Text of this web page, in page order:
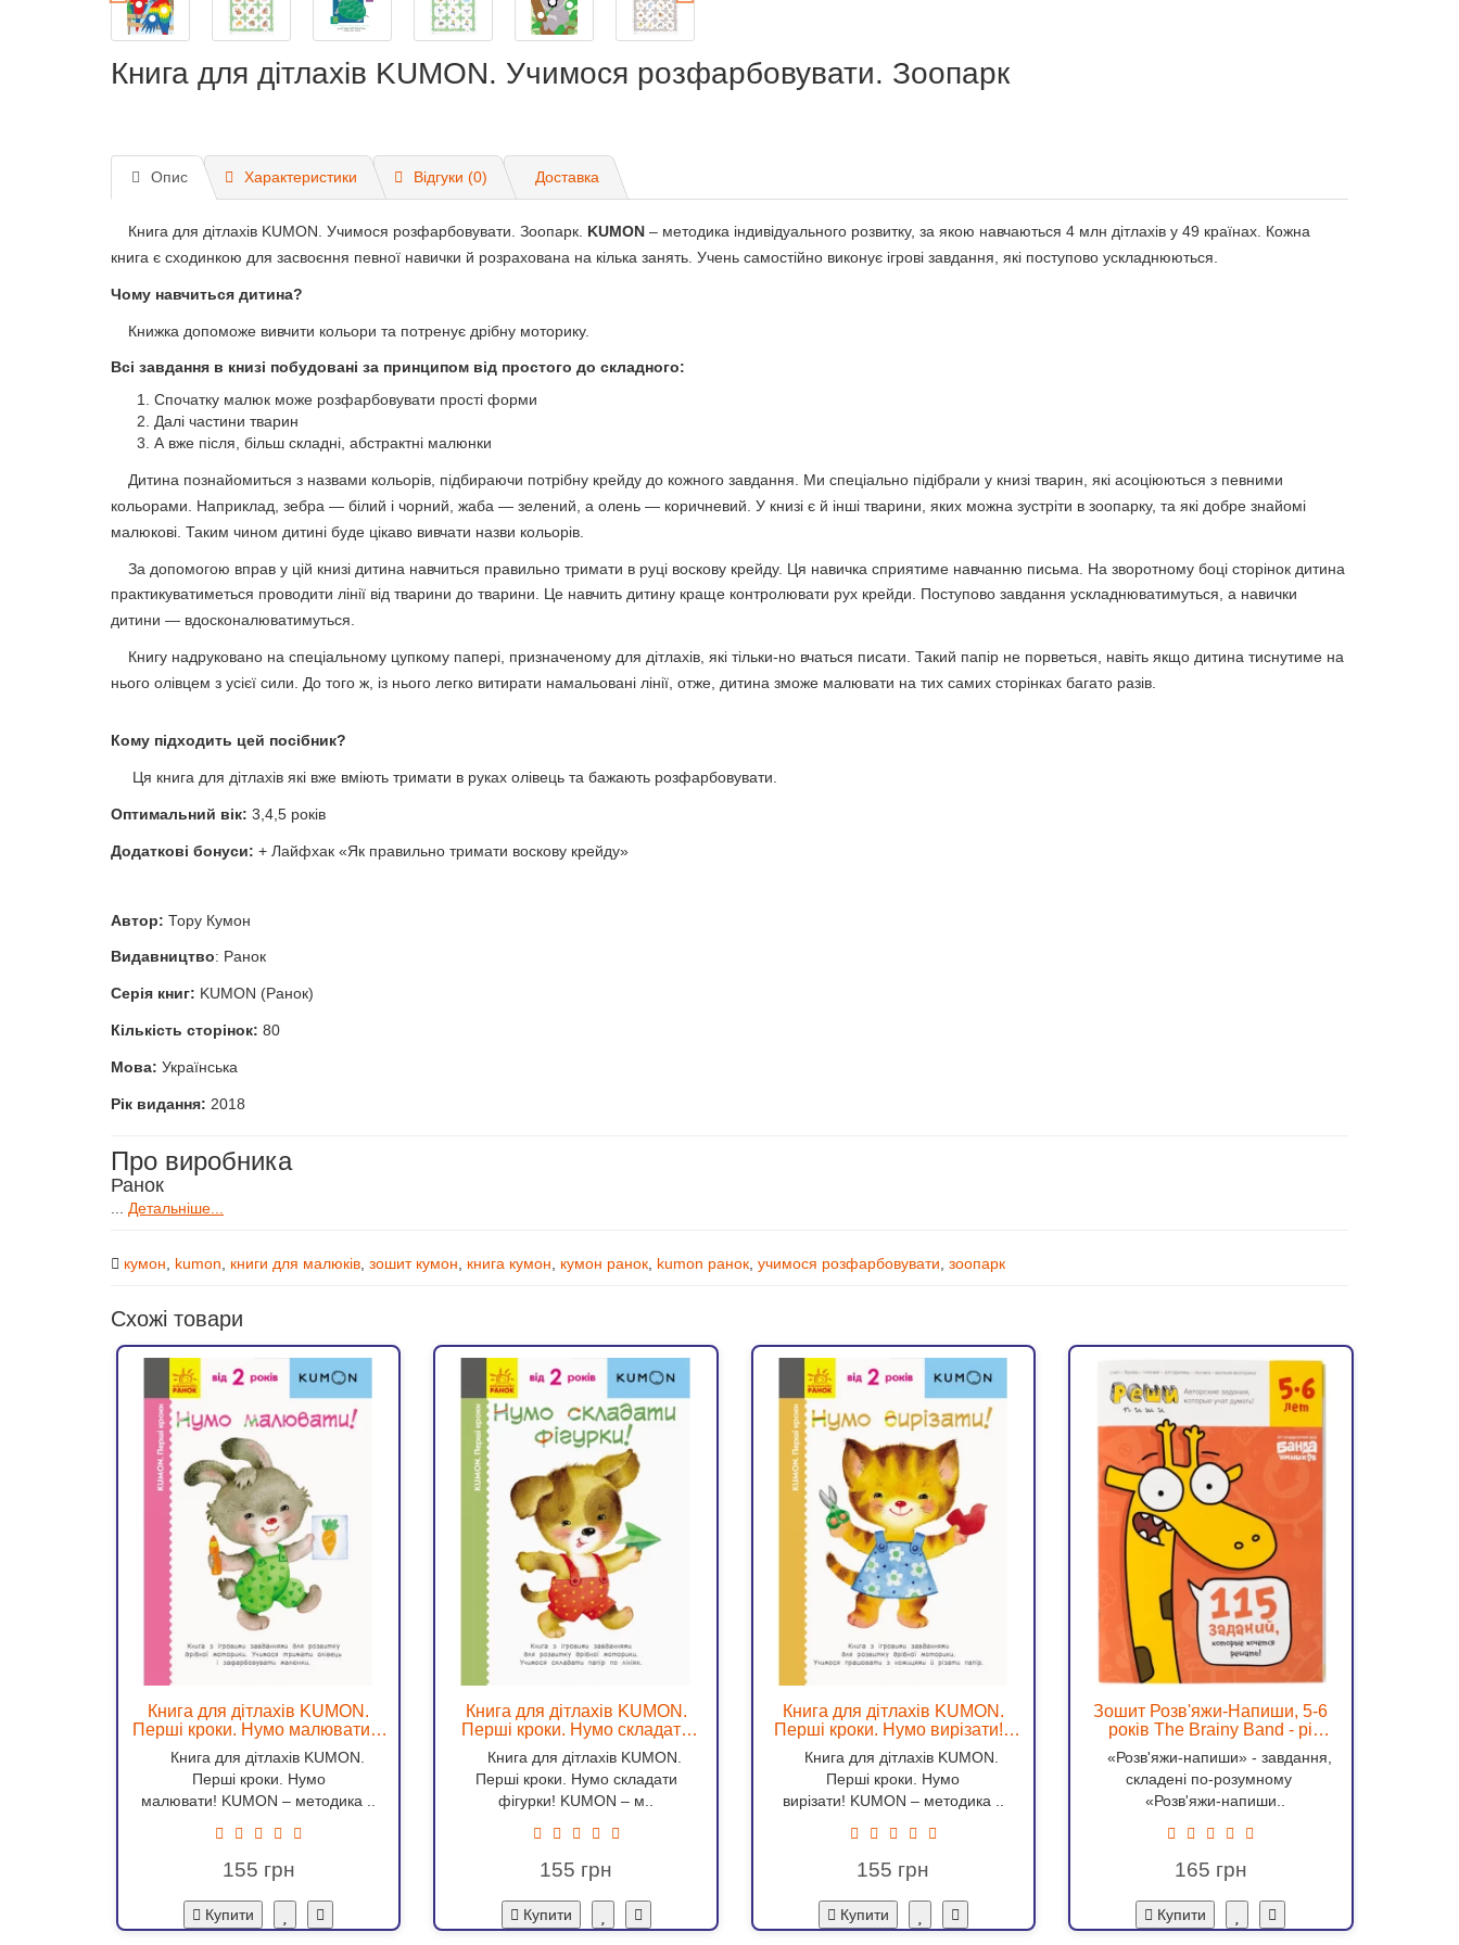
Книга для дітлахів KUMON. Учимося розфарбовувати. Зоопарк
Опис Характеристики Відгуки (0) Доставка
Книга для дітлахів KUMON. Учимося розфарбовувати. Зоопарк. KUMON – методика індивідуального розвитку, за якою навчаються 4 млн дітлахів у 49 країнах. Кожна
книга є сходинкою для засвоєння певної навички й розрахована на кілька занять. Учень самостійно виконує ігрові завдання, які поступово ускладнюються.
Чому навчиться дитина?
Книжка допоможе вивчити кольори та потренує дрібну моторику.
Всі завдання в книзі побудовані за принципом від простого до складного:
Спочатку малюк може розфарбовувати прості форми
Далі частини тварин
А вже після, більш складні, абстрактні малюнки
Дитина познайомиться з назвами кольорів, підбираючи потрібну крейду до кожного завдання. Ми спеціально підібрали у книзі тварин, які асоціюються з певними
кольорами. Наприклад, зебра — білий і чорний, жаба — зелений, а олень — коричневий. У книзі є й інші тварини, яких можна зустріти в зоопарку, та які добре знайомі
малюкові. Таким чином дитині буде цікаво вивчати назви кольорів.
За допомогою вправ у цій книзі дитина навчиться правильно тримати в руці воскову крейду. Ця навичка сприятиме навчанню письма. На зворотному боці сторінок дитина
практикуватиметься проводити лінії від тварини до тварини. Це навчить дитину краще контролювати рух крейди. Поступово завдання ускладнюватимуться, а навички
дитини — вдосконалюватимуться.
Книгу надруковано на спеціальному цупкому папері, призначеному для дітлахів, які тільки-но вчаться писати. Такий папір не порветься, навіть якщо дитина тиснутиме на
нього олівцем з усієї сили. До того ж, із нього легко витирати намальовані лінії, отже, дитина зможе малювати на тих самих сторінках багато разів.
Кому підходить цей посібник?
Ця книга для дітлахів які вже вміють тримати в руках олівець та бажають розфарбовувати.
Оптимальний вік: 3,4,5 років
Додаткові бонуси: + Лайфхак «Як правильно тримати воскову крейду»
Автор: Тору Кумон
Видавництво: Ранок
Серія книг: KUMON (Ранок)
Кількість сторінок: 80
Мова: Українська
Рік видання: 2018
Про виробника
Ранок
... Детальніше...
кумон, kumon, книги для малюків, зошит кумон, книга кумон, кумон ранок, kumon ранок, учимося розфарбовувати, зоопарк
Схожі товари
Книга для дітлахів KUMON.
Перші кроки. Нумо малювати! -
ves 937049
Книга для дітлахів KUMON.
Перші кроки. Нумо
малювати! KUMON – методика ..
155
Купити
Книга для дітлахів KUMON.
Перші кроки. Нумо складати
фігурки! - ves 937018
Книга для дітлахів KUMON.
Перші кроки. Нумо складати
фігурки! KUMON – м..
155
Купити
Книга для дітлахів KUMON.
Перші кроки. Нумо вирізати! -
ves 937056
Книга для дітлахів KUMON.
Перші кроки. Нумо
вирізати! KUMON – методика ..
155
Купити
Зошит Розв'яжи-Напиши, 5-6
років The Brainy Band - pi
«Розв'яжи-напиши» - завдання,
складені по-розумному
«Розв'яжи-напиши..
165
Купити